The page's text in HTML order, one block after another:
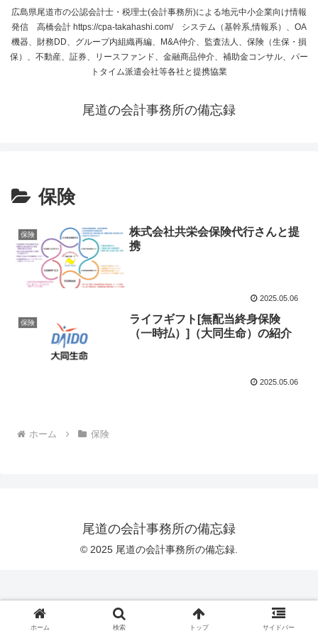
広島県尾道市の公認会計士・税理士(会計事務所)による地元中小企業向け情報
発信 高橋会計 https://cpa-takahashi.com/ システム（基幹系,情報系）、OA
機器、財務DD、グループ内組織再編、M&A仲介、監査法人、保険（生保・損
保）、不動産、証券、リースファンド、金融商品仲介、補助金コンサル、パー
トタイム派遣会社等各社と提携協業
尾道の会計事務所の備忘録
保険
保険
株式会社共栄会保険代行さんと提
携
2025.05.06
保険
ライフギフト[無配当終身保険
（一時払）]（大同生命）の紹介
2025.05.06
ホーム 保険
尾道の会計事務所の備忘録
© 2025 尾道の会計事務所の備忘録.
ホーム 検索 トップ サイドバー